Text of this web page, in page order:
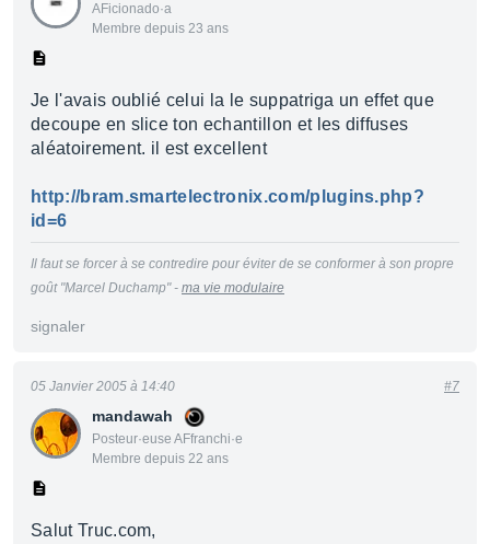
AFicionado·a
Membre depuis 23 ans
Je l'avais oublié celui la le suppatriga un effet que
decoupe en slice ton echantillon et les diffuses
aléatoirement. il est excellent
http://bram.smartelectronix.com/plugins.php?
id=6
Il faut se forcer à se contredire pour éviter de se conformer à son propre
goût "Marcel Duchamp" - ma vie modulaire
signaler
mandawah
Posteur·euse AFfranchi·e
Membre depuis 22 ans
05 Janvier 2005 à 14:40 #7
Salut Truc.com,